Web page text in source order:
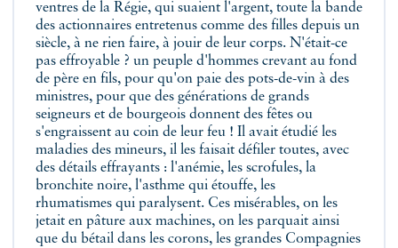
ventres de la Régie, qui suaient l'argent, toute la bande
des actionnaires entretenus comme des filles depuis un
siècle, à ne rien faire, à jouir de leur corps. N'était-ce
pas effroyable ? un peuple d'hommes crevant au fond
de père en fils, pour qu'on paie des pots-de-vin à des
ministres, pour que des générations de grands
seigneurs et de bourgeois donnent des fêtes ou
s'engraissent au coin de leur feu ! Il avait étudié les
maladies des mineurs, il les faisait défiler toutes, avec
des détails effrayants : l'anémie, les scrofules, la
bronchite noire, l'asthme qui étouffe, les
rhumatismes qui paralysent. Ces misérables, on les
jetait en pâture aux machines, on les parquait ainsi
que du bétail dans les corons, les grandes Compagnies